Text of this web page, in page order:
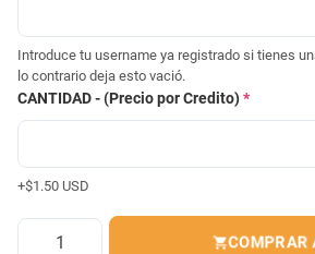
Introduce tu username ya registrado si tienes
lo contrario deja esto vació.
CANTIDAD - (Precio por Credito)*
+$1.50 USD
Cantidad
COMPRAR